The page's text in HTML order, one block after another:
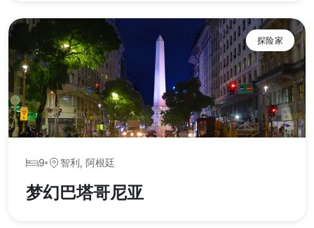
探险家
9 智利, 阿根廷
梦幻巴塔哥尼亚